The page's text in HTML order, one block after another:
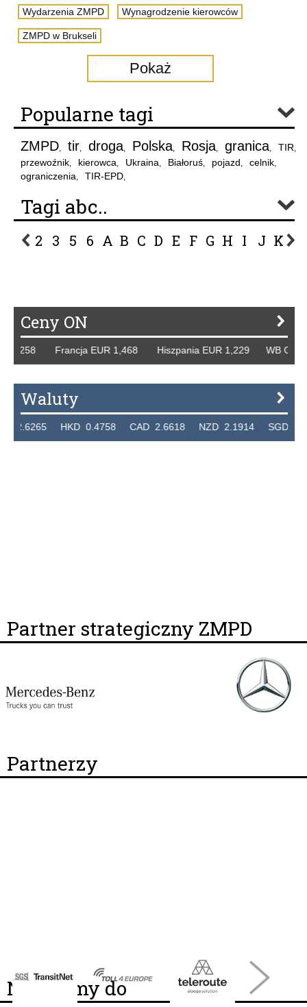
Wydarzenia ZMPD Wynagrodzenie kierowców
ZMPD w Brukseli
Pokaż
Popularne tagi
ZMPD, tir, droga, Polska, Rosja, granica, TIR,
przewoźnik, kierowca, Ukraina, Białoruś, pojazd, celnik,
ograniczenia, TIR-EPD,
Tagi abc..
2 3 5 6 A B C D E F G H I J K L
Ceny ON
Francja EUR 1,468 Hiszpania EUR 1,229 WB GBP
Waluty
HKD 0.4758 CAD 2.6618 NZD 2.1914 SGD
Partner strategiczny ZMPD
Partnerzy
Należymy do